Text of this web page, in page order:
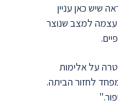
שיש כאן עניין
למצב שנוצר
על אלימות
לחזור הביתה.